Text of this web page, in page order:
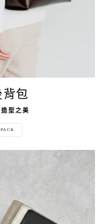
包
型之美